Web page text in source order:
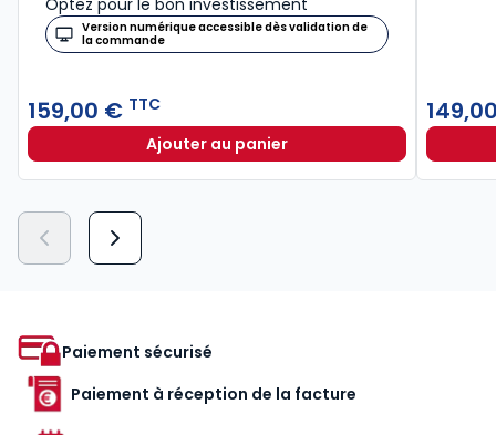
Optez pour le bon investissement
Version numérique accessible dès validation de
la commande
159,00 € TTC
Ajouter au panierMémento Patrimoine 2025-2026 à
Paiement sécurisé
Paiement à réception de la facture